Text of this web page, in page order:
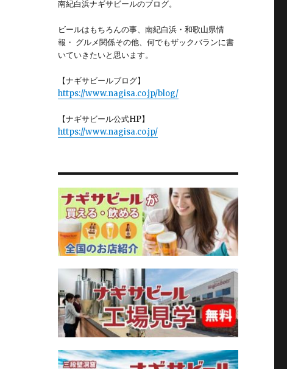
南紀白浜ナギサビールのブログ。
ビールはもちろんの事、南紀白浜・和歌山県情
報・ グルメ関係その他、何でもザックバランに書
いていきたいと思います。
【ナギサビールブログ】
https://www.nagisa.co.jp/blog/
【ナギサビール公式HP】
https://www.nagisa.co.jp/